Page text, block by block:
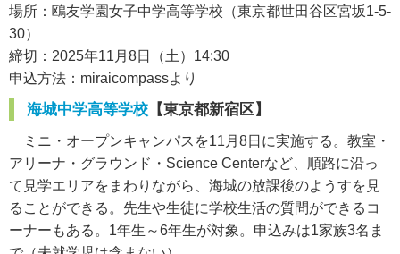
場所：鴎友学園女子中学高等学校（東京都世田谷区宮坂1-5-
30）
締切：2025年11月8日（土）14:30
申込方法：miraicompassより
海城中学高等学校 【東京都新宿区】
ミニ・オープンキャンパスを11月8日に実施する。教室・
アリーナ・グラウンド・Science Centerなど、順路に沿っ
て見学エリアをまわりながら、海城の放課後のようすを見
ることができる。先生や生徒に学校生活の質問ができるコ
ーナーもある。1年生～6年生が対象。申込みは1家族3名ま